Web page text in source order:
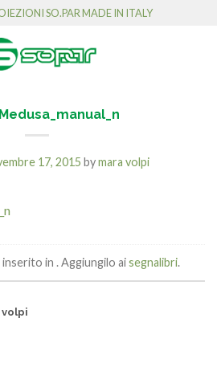
SO.PAR MADE IN ITALY
17, 2015 bymara volpi
in . Aggiungilo aisegnalibri.
volpi